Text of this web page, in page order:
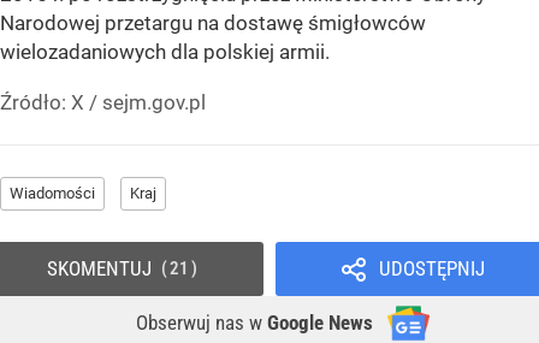
Narodowej przetargu na dostawę śmigłowców
wielozadaniowych dla polskiej armii.
Źródło: X / sejm.gov.pl
Wiadomości Kraj
UDOSTĘPNIJ
Obserwuj nas w Google News
SKOMENTUJ 21